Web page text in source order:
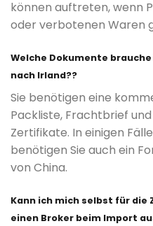
können auftreten, wenn
oder verbotenen Waren
Welche Dokumente
nach Irland??
Sie benötigen eine
Packliste, Frachtbrief
Zertifikate. In einigen
benötigen Sie auch ein
von China.
Kann ich mich selbst für
einen Broker beim Import